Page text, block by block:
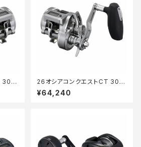
300
26オシアコンクエストCT 301X
G
¥64,240